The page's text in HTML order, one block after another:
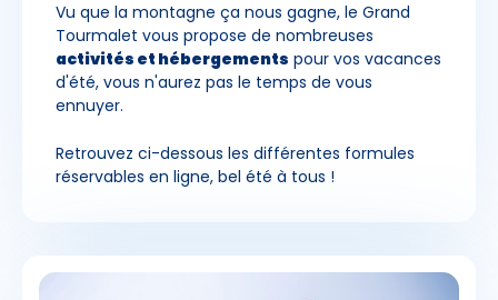
Vu que la montagne ça nous gagne, le Grand
Tourmalet vous propose de nombreuses
activités et hébergements pour vos vacances
d'été, vous n'aurez pas le temps de vous
ennuyer.
Retrouvez ci-dessous les différentes formules
réservables en ligne, bel été à tous !